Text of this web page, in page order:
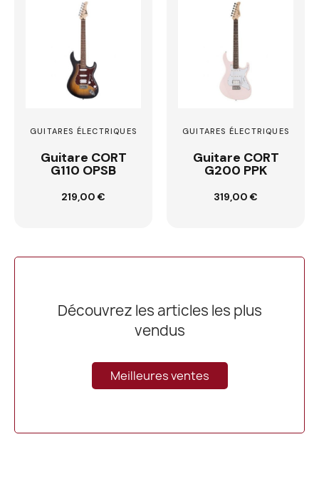
GUITARES ÉLECTRIQUES
Guitare CORT
G110 OPSB
219,00 €
Ajouter au
panier
GUITARES ÉLECTRIQUES
Guitare CORT
G200 PPK
319,00 €
Ajouter au
panier
Découvrez les articles les plus
vendus
Meilleures ventes